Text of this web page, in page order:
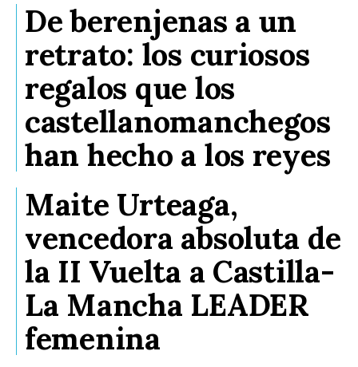
De berenjenas a un
retrato: los curiosos
regalos que los
castellanomanchegos
han hecho a los reyes
Maite Urteaga,
vencedora absoluta de
la II Vuelta a Castilla-
La Mancha LEADER
femenina